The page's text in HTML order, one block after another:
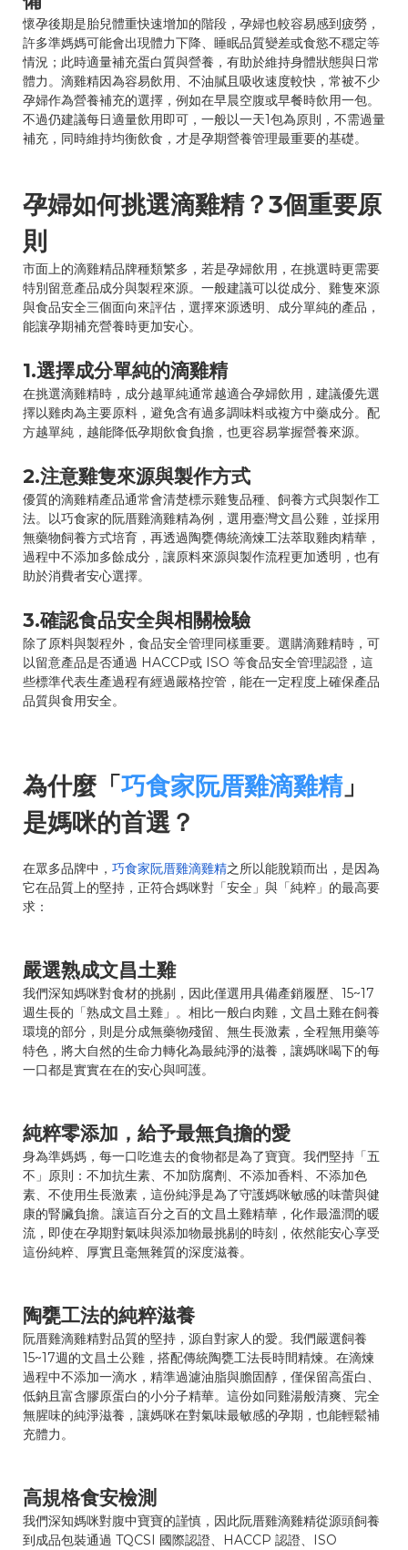
懷孕後期是胎兒體重快速增加的階段，孕婦也較容易感到疲勞，
許多準媽媽可能會出現體力下降、睡眠品質變差或食慾不穩定等
情況；此時適量補充蛋白質與營養，有助於維持身體狀態與日常
體力。滴雞精因為容易飲用、不油膩且吸收速度較快，常被不少
孕婦作為營養補充的選擇，例如在早晨空腹或早餐時飲用一包。
不過仍建議每日適量飲用即可，一般以一天1包為原則，不需過量
補充，同時維持均衡飲食，才是孕期營養管理最重要的基礎。
孕婦如何挑選滴雞精？3個重要原
則
市面上的滴雞精品牌種類繁多，若是孕婦飲用，在挑選時更需要
特別留意產品成分與製程來源。一般建議可以從成分、雞隻來源
與食品安全三個面向來評估，選擇來源透明、成分單純的產品，
能讓孕期補充營養時更加安心。
1.選擇成分單純的滴雞精
在挑選滴雞精時，成分越單純通常越適合孕婦飲用，建議優先選
擇以雞肉為主要原料，避免含有過多調味料或複方中藥成分。配
方越單純，越能降低孕期飲食負擔，也更容易掌握營養來源。
2.注意雞隻來源與製作方式
優質的滴雞精產品通常會清楚標示雞隻品種、飼養方式與製作工
法。以巧食家的阮厝雞滴雞精為例，選用臺灣文昌公雞，並採用
無藥物飼養方式培育，再透過陶甕傳統滴煉工法萃取雞肉精華，
過程中不添加多餘成分，讓原料來源與製作流程更加透明，也有
助於消費者安心選擇。
3.確認食品安全與相關檢驗
除了原料與製程外，食品安全管理同樣重要。選購滴雞精時，可
以留意產品是否通過 HACCP或 ISO 等食品安全管理認證，這
些標準代表生產過程有經過嚴格控管，能在一定程度上確保產品
品質與食用安全。
為什麼「 巧食家阮厝雞滴雞精」
是媽咪的首選？
在眾多品牌中， 巧食家阮厝雞滴雞精之所以能脫穎而出，是因為
它在品質上的堅持，正符合媽咪對「安全」與「純粹」的最高要
求：
嚴選熟成文昌土雞
我們深知媽咪對食材的挑剔，因此僅選用具備產銷履歷、 15~17
週生長的「熟成文昌土雞」。相比一般白肉雞，文昌土雞在飼養
環境的部分，則是分成無藥物殘留、無生長激素，全程無用藥等
特色，將大自然的生命力轉化為最純淨的滋養，讓媽咪喝下的每
一口都是實實在在的安心與呵護。
純粹零添加，給予最無負擔的愛
身為準媽媽，每一口吃進去的食物都是為了寶寶。我們堅持「五
不」原則：不加抗生素、不加防腐劑、不添加香料、不添加色
素、不使用生長激素，這份純淨是為了守護媽咪敏感的味蕾與健
康的腎臟負擔。讓這百分之百的文昌土雞精華，化作最溫潤的暖
流，即使在孕期對氣味與添加物最挑剔的時刻，依然能安心享受
這份純粹、厚實且毫無雜質的深度滋養。
陶甕工法的純粹滋養
阮厝雞滴雞精對品質的堅持，源自對家人的愛。我們嚴選飼養
15~17週的文昌土公雞，搭配傳統陶甕工法長時間精煉。在滴煉
過程中不添加一滴水，精準過濾油脂與膽固醇，僅保留高蛋白、
低鈉且富含膠原蛋白的小分子精華。這份如同雞湯般清爽、完全
無腥味的純淨滋養，讓媽咪在對氣味最敏感的孕期，也能輕鬆補
充體力。
高規格食安檢測
我們深知媽咪對腹中寶寶的謹慎，因此阮厝雞滴雞精從源頭飼養
到成品包裝通過 TQCSI 國際認證、HACCP 認證、ISO